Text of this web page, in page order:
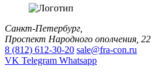
Санкт-Петербург,
Проспект Народного ополчения, 22
8 (812) 612-30-20 sale@fra-con.ru
VK Telegram Whatsapp